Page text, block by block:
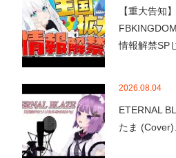
【重大告知】
情報解禁SP
2026.08.04
ETERNAL
たま